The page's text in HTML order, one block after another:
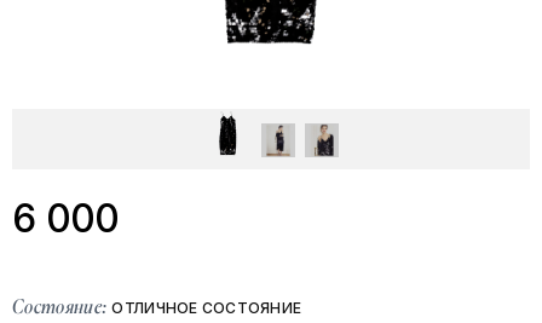
6 000
Состояние: ОТЛИЧНОЕ СОСТОЯНИЕ